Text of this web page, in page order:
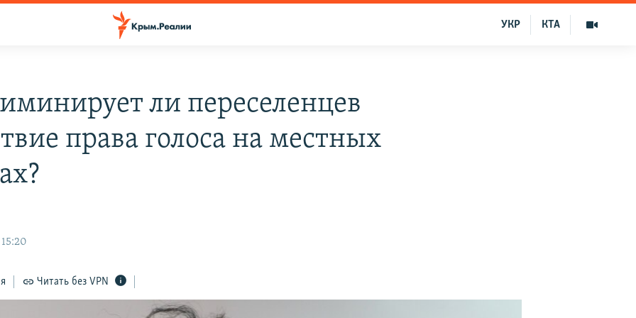
КТА
УКР
ли переселенцев
права голоса на местных
Читать без VPN